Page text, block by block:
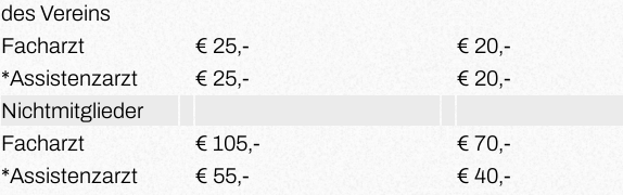
des Vereins
Facharzt
€ 25,-
€ 20,-
*Assistenzarzt
€ 25,-
€ 20,-
Nichtmitglieder
Facharzt
€ 105,-
€ 70,-
*Assistenzarzt
€ 55,-
€ 40,-